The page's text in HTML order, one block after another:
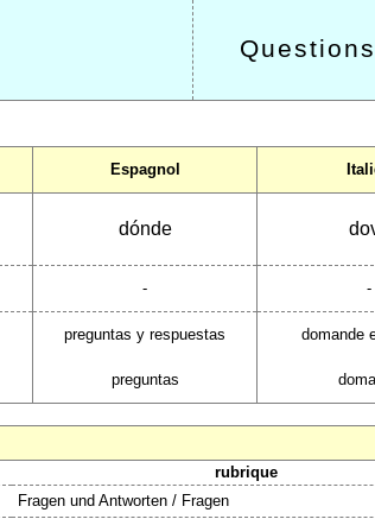
Espagnol
dónde
- -
preguntas y respuestas domande
preguntas
rubrique
Fragen und Antworten / Fragen